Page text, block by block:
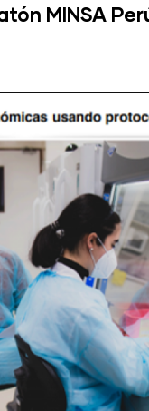
MINSA